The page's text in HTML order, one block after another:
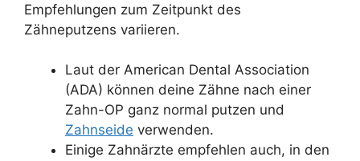
Empfehlungen zum Zeitpunkt des
Zähneputzens variieren.
Laut der American Dental Association
(ADA) können deine Zähne nach einer
Zahn-OP ganz normal putzen und
Zahnseide verwenden.
Einige Zahnärzte empfehlen auch, in den